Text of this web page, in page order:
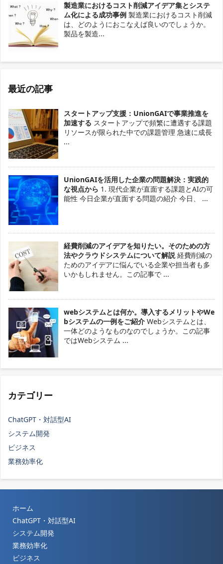
製造業におけるコスト削減アイデア集とシステ
ム化による成功事例 製造業におけるコスト削減
は、どのようにおこなえば良いのでしょうか。
製品を製造...
最近の記事
スタートアップ支援：UnionGAIで事業推進を
加速する スタートアップで頻繁に遭遇する課題
リソースが限られた中での課題管理 急速に成長
...
UnionGAIを活用した企業の問題解決：実践的
な視点から 1. 現代企業が直面する課題とAIの可
能性 今日企業が直面する問題の紹介 今日、 ...
経費削減のアイデアを知りたい。そのための方
法やクラウドシステムについて解説 経費削減の
ためのアイデアに悩んでいる企業や担当者も多
いかもしれません。この記事で ...
webシステムとは何か。導入するメリットやWe
bシステムの一例をご紹介 Webシステムとは、
一体どのようなものなのでしょうか。この記事
ではWebシステム ...
カテゴリー
ChatGPT・対話型AI
システム開発
ビジネス
業務効率化
ホーム
ChatGPT・対話型AI
システム開発
業務効率化
ビジネス